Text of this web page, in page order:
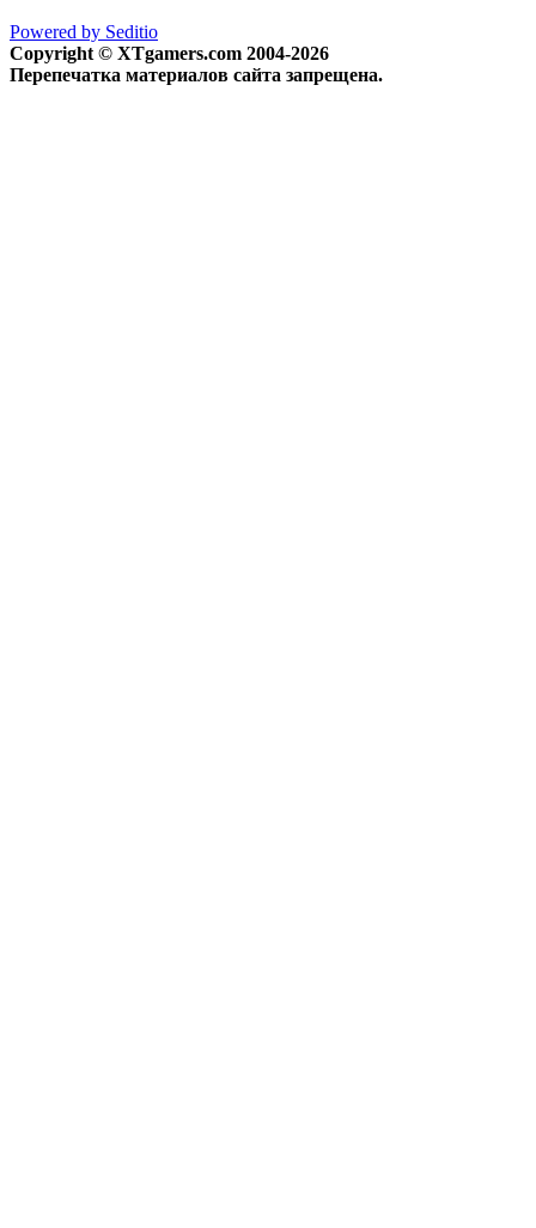
Powered by Seditio
Copyright © XTgamers.com 2004-2026
Перепечатка материалов сайта запрещена.